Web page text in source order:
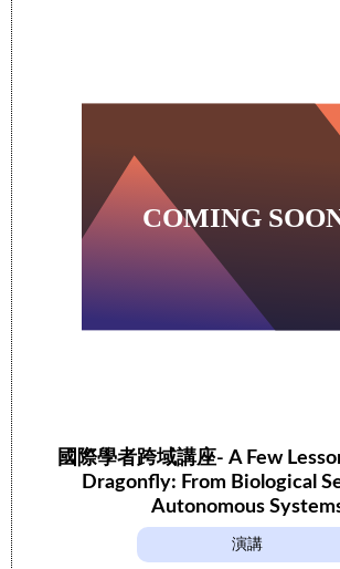
國際學者跨域講座- A Few
Dragonfly: From Biological
Autonomous
演講